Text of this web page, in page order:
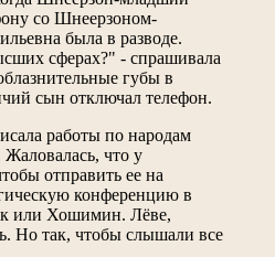
со Шнеерзоном-
была в разводе.
сферах?" - спрашивала
губы в
сын отключал телефон.
работы по народам
что у
отправить ее на
конференцию в
или Хошимин. Лёве,
Но так, чтобы слышали все